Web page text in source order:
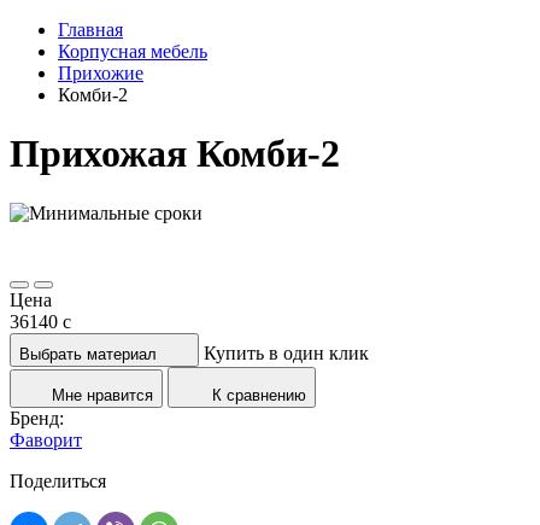
Главная
Корпусная мебель
Прихожие
Комби-2
Прихожая Комби-2
Цена
36140 c
Выбрать материал Купить в один клик
Мне нравится К сравнению
Бренд:
Фаворит
Поделиться